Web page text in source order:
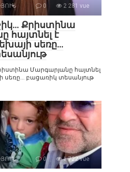
0 2 281 vue
Քրիստինա
հայտնել է
սեռը…
Մարգարյանը հայտնել
սեռը… բացառիկ տեսանյութ
0 1 722 vue